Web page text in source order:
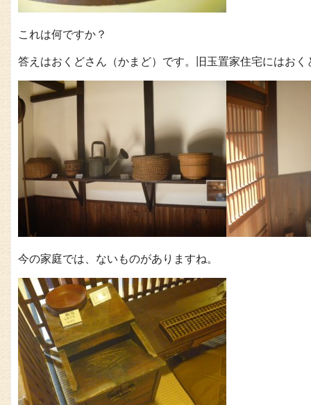
これは何ですか？
答えはおくどさん（かまど）です。旧玉置家住宅にはお
今の家庭では、ないものがありますね。